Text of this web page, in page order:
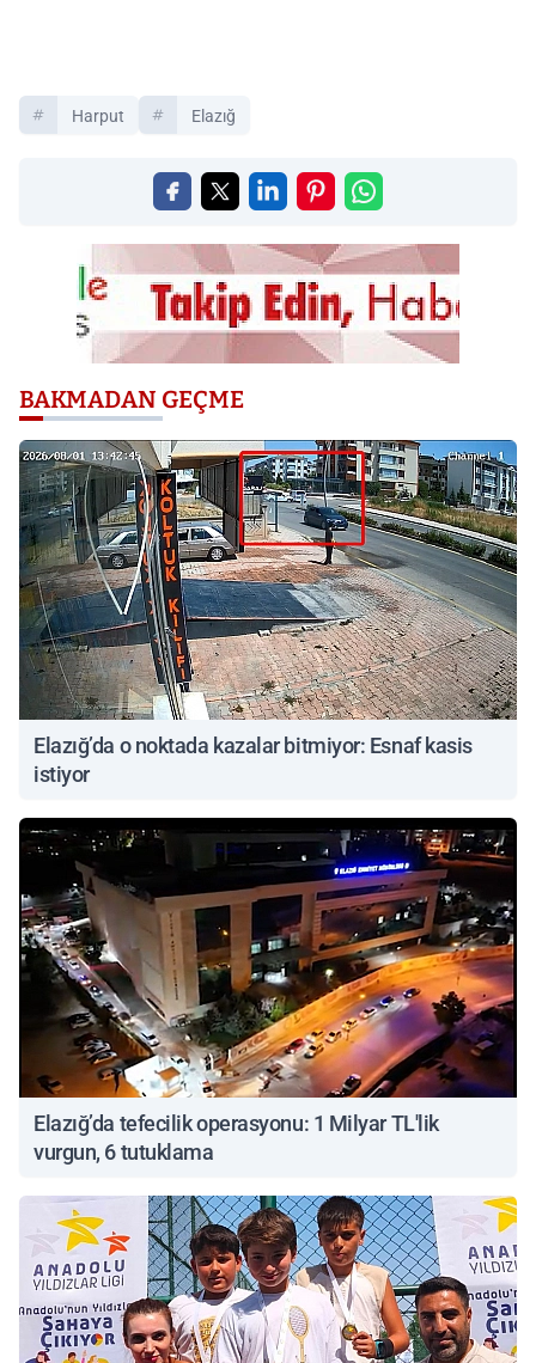
Harput Elazığ
BAKMADAN GEÇME
Elazığ’da o noktada kazalar bitmiyor: Esnaf kasis
istiyor
Elazığ’da tefecilik operasyonu: 1 Milyar TL'lik
vurgun, 6 tutuklama